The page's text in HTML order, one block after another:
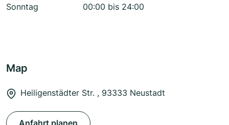
Sonntag
00:00 bis 24:00
Map
Heiligenstädter Str. , 93333 Neustadt